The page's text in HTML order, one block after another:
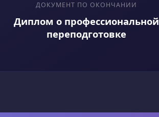
обучения
становится все
активная
ДОКУМЕНТ ПО ОКОНЧАНИИ
Диплом о профессиональной
переподготовке